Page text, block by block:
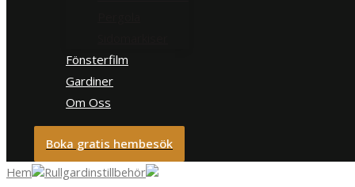
Fönsterfilm
Gardiner
Om Oss
Boka gratis hembesök
Hem
Rullgardinstillbehör